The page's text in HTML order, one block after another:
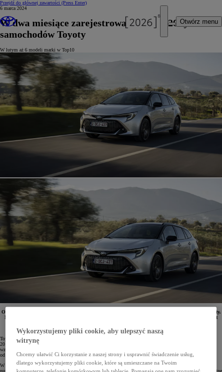
Przejdź do głównej zawartości (Press Enter)
Otwórz menu
6 marca 2024
W dwa miesiące zarejestrowano ponad 20 tys.
samochodów Toyoty
W lutym aż 6 modeli marki w Top10
Od początku 2024 roku w Polsce zarejestrowano 20 735 samochodów osobowych i dostawczych Toyoty.
Marka jest zdecydowanym liderem rynku motoryzacyjnego. W Top10 najczęściej rejestrowanych aut
w Polsce pozostaje Corolla.
Toyota umocniła się na pozycji lidera polskiego rynku motoryzacyjnego. Od początku roku zarejestrowano
20 735 samochodów osobowych i dostawczych marki, czyli więcej niż trzech kolejnych konkurentów razem
wzięty. Udział marki w rynku wynosi obecnie 21%. Co więcej, tegoroczny wynik jest o 18% lepszy
od ubiegłorocznego.
W lutym 2024 roku na polskie drogi wyjechało 10 394 samochodów Toyoty (+13%), a marka zajęła pozycję
numer 1 zarówno wśród firm, jak i klientów indywidualnych. Do flot trafiło 6693 egz. (+9%). Osoby prywatne
Wykorzystujemy pliki cookie, aby ulepszyć naszą
witrynę
Chcemy ułatwić Ci korzystanie z naszej strony i usprawnić świadczenie usług,
dlatego wykorzystujemy pliki cookie, które są umieszczane na Twoim